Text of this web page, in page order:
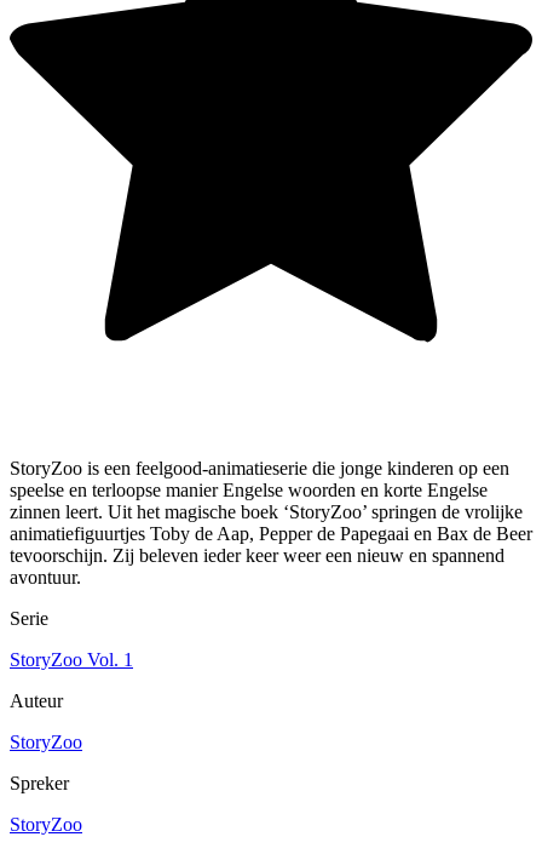
StoryZoo is een feelgood-animatieserie die jonge kinderen op een
speelse en terloopse manier Engelse woorden en korte Engelse
zinnen leert. Uit het magische boek ‘StoryZoo’ springen de vrolijke
animatiefiguurtjes Toby de Aap, Pepper de Papegaai en Bax de Beer
tevoorschijn. Zij beleven ieder keer weer een nieuw en spannend
avontuur.
Serie
StoryZoo Vol. 1
Auteur
StoryZoo
Spreker
StoryZoo